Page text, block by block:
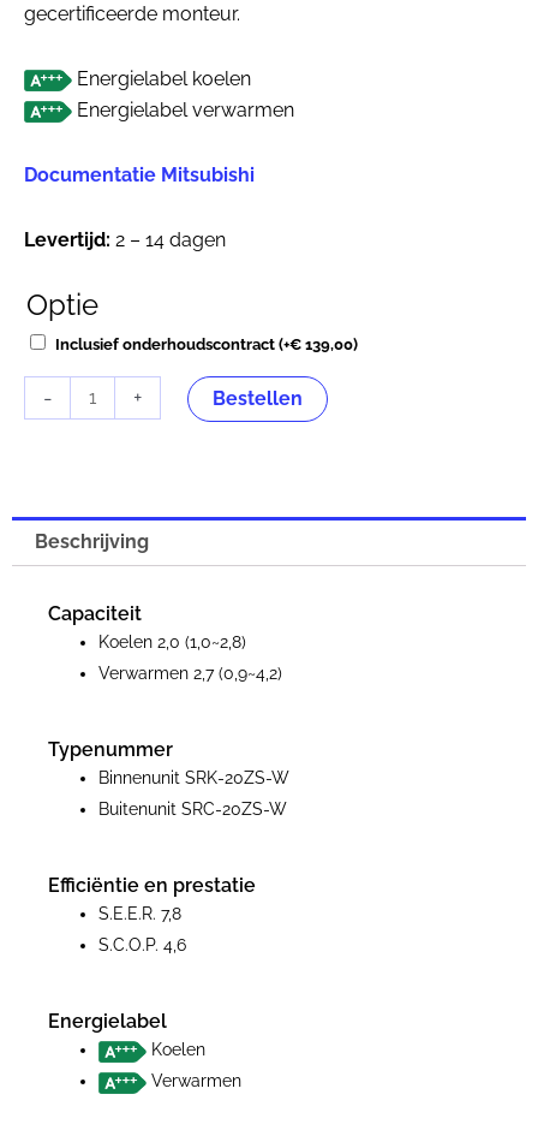
gecertificeerde monteur.
Energielabel koelen
Energielabel verwarmen
Documentatie Mitsubishi
Levertijd: 2 – 14 dagen
Optie
Inclusief onderhoudscontract (+€ 139,00)
-
Mitsubishi
Heavy
WF
+ Bestellen
Beschrijving
Capaciteit
Koelen 2,0 (1,0~2,8)
Verwarmen 2,7 (0,9~4,2)
Typenummer
Binnenunit SRK-20ZS-W
Buitenunit SRC-20ZS-W
Efficiëntie en prestatie
S.E.E.R. 7,8
S.C.O.P. 4,6
Energielabel
Koelen
Verwarmen